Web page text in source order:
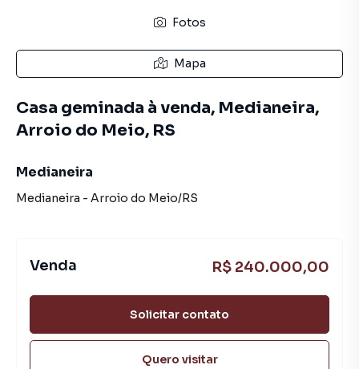
Fotos
Mapa
Casa geminada à venda, Medianeira,
Arroio do Meio, RS
Medianeira
Medianeira - Arroio do Meio/RS
Venda R$ 240.000,00
Solicitar contato
Quero visitar